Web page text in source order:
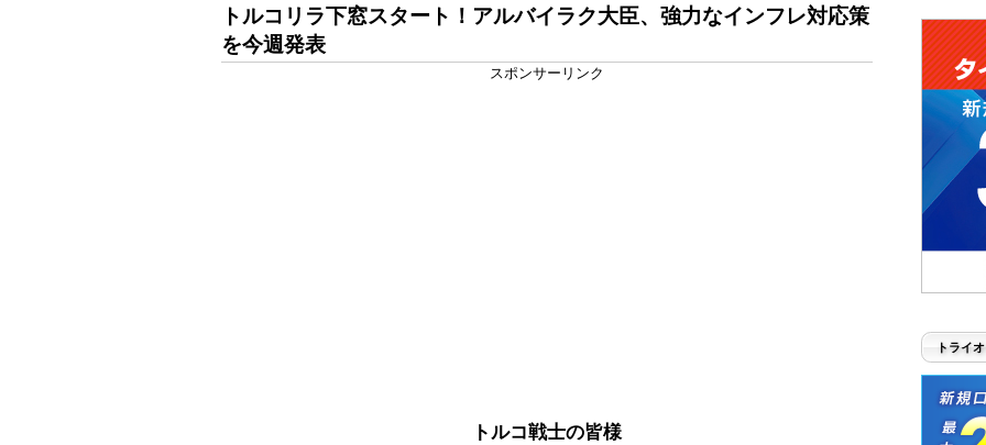
トルコリラ下窓スタート！アルバイラク大臣、強力なインフレ対応策
を今週発表
スポンサーリンク
トルコ戦士の皆様
トライ